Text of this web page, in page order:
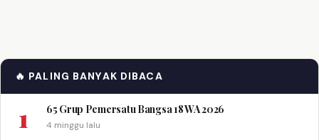
🔥 PALING BANYAK DIBACA
1 65 Grup Pemersatu Bangsa 18 WA 2026
4 minggu lalu